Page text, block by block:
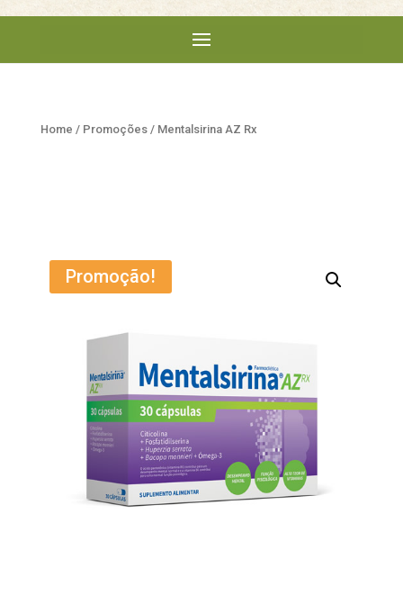
Home / Promoções/ Mentalsirina AZ Rx
Promoção!